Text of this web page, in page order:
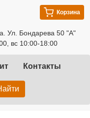
Ул. Бондарева 50 "А"
вс 10:00-18:00
Корзина
Контакты